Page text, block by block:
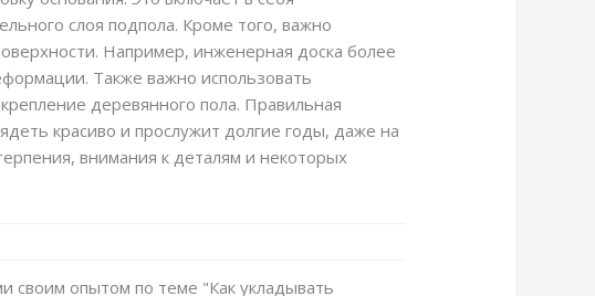
слоя подпола. Кроме того, важно
Например, инженерная доска более
Также важно использовать
деревянного пола. Правильная
красиво и прослужит долгие годы, даже на
внимания к деталям и некоторых
своим опытом по теме "Как укладывать